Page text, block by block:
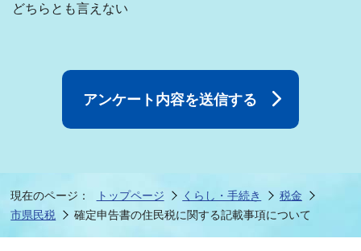
どちらとも言えない
現在のページ： トップページ くらし・手続き
税金
市県民税
確定申告書の住民税に関する記載事項について